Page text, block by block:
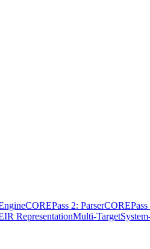
COREPass 2: ParserCORE
IR RepresentationMulti-Target